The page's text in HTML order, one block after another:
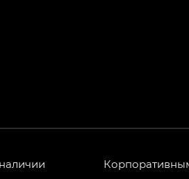
ПРЕМИУМ — EX PREMIUM
— GB 2WD, Джи Би